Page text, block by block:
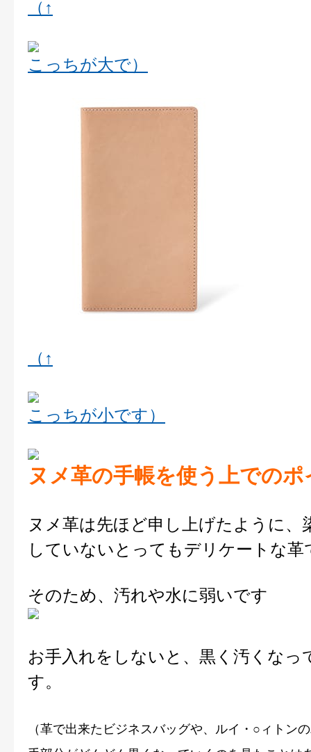
（↑
こっちが大で）
（↑
こっちが小です）
ヌメ革の手帳を使う上での
ヌメ革は先ほど申し上げたように、
していないとってもデリケートな革
そのため、汚れや水に弱いです
お手入れをしないと、黒く汚くなっ
す。
（革で出来たビジネスバッグや、ルイ・○ィトン